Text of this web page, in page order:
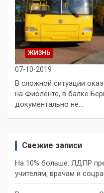
ЖИЗНЬ
07-10-2019
В сложной ситуации
на Фиоленте, в балке
документально не…
Свежие записи
На 10% больше: ЛДПР
учителям, врачам и